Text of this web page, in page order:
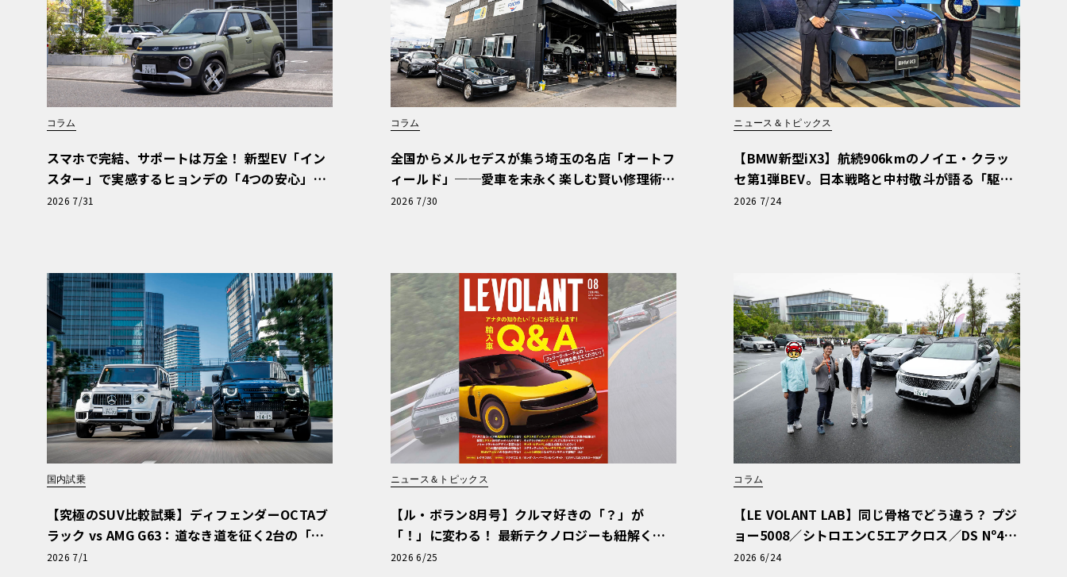
コラム
スマホで完結、サポートは万全！ 新型EV「イン
スター」で実感するヒョンデの「4つの安心」
【第1回・ヒョンデ6つの疑問：Why? Hyunda
2026 7/31
コラム
全国からメルセデスが集う埼玉の名店「オートフ
ィールド」──愛車を末永く楽しむ賢い修理術
と、プロがフックス製オイルを選ぶ理由〈PR〉
2026 7/30
ニュース＆トピックス
【BMW新型iX3】航続906kmのノイエ・クラッ
セ第1弾BEV。日本戦略と中村敬斗が語る「駆け
ぬける歓び」
2026 7/24
国内試乗
【究極のSUV比較試乗】ディフェンダーOCTAブ
ラック vs AMG G63：道なき道を征く2台の「対
極的アプローチ」
2026 7/1
ニュース＆トピックス
【ル・ボラン8月号】クルマ好きの「？」が
「！」に変わる！ 最新テクノロジーも紐解く
「輸入車Q&A」
2026 6/25
コラム
【LE VOLANT LAB】同じ骨格でどう違う？ プジ
ョー5008／シトロエンC5エアクロス／DS Nº4
読者一気乗りレポート
2026 6/24